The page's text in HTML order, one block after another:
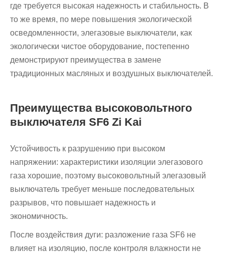
где требуется высокая надежность и стабильность. В
то же время, по мере повышения экологической
осведомленности, элегазовые выключатели, как
экологически чистое оборудование, постепенно
демонстрируют преимущества в замене
традиционных масляных и воздушных выключателей.
Преимущества высоковольтного
выключателя SF6 Zi Kai
Устойчивость к разрушению при высоком
напряжении: характеристики изоляции элегазового
газа хорошие, поэтому высоковольтный элегазовый
выключатель требует меньше последовательных
разрывов, что повышает надежность и
экономичность.
После воздействия дуги: разложение газа SF6 не
влияет на изоляцию, после контроля влажности не